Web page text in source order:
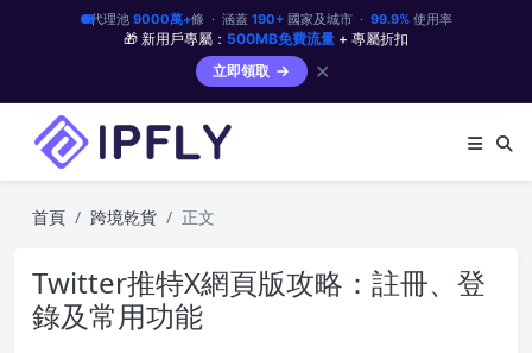
代理池 9000萬+條 · 涵蓋 190+國家及城市 · 99.9%使用率
🎁 新用戶專屬： 500MB免費流量 + 專屬折扣
立即領取
✕
首頁 跨境乾貨 正文
Twitter推特X網頁版攻略：註冊、登
錄及常用功能